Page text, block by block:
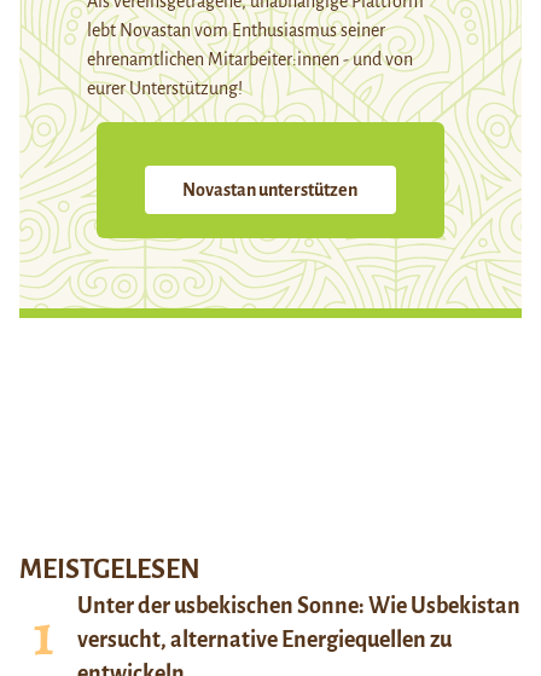
lebt Novastan vom Enthusiasmus seiner
ehrenamtlichen Mitarbeiter:innen - und von
eurer Unterstützung!
Novastan unterstützen
MEISTGELESEN
Unter der usbekischen Sonne: Wie Usbekistan
versucht, alternative Energiequellen zu